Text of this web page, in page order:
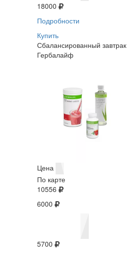
18000
Подробности
Купить
Сбалансированный завтрак
Гербалайф
Цена
По карте
10556
6000
5700